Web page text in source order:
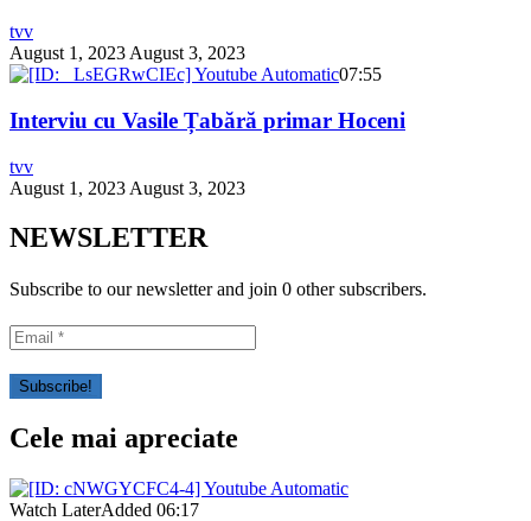
tvv
August 1, 2023 August 3, 2023
07:55
Interviu cu Vasile Țabără primar Hoceni
tvv
August 1, 2023 August 3, 2023
NEWSLETTER
Subscribe to our newsletter and join 0 other subscribers.
Cele mai apreciate
Watch LaterAdded 06:17